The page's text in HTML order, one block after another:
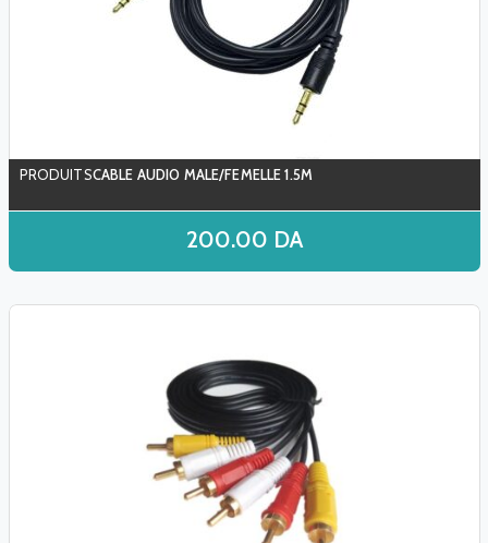
CABLE AUDIO MALE/FEMELLE 1.5M
200.00 DA